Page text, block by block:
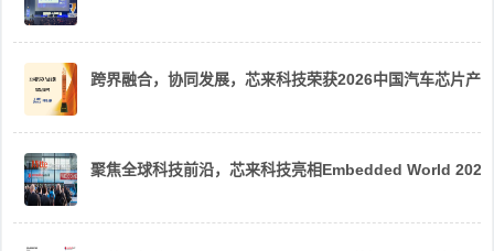
跨界融合，协同发展，芯来科技荣获2026中国汽车芯片产
聚焦全球科技前沿，芯来科技亮相Embedded World 2026